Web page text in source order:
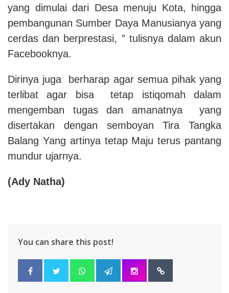
yang dimulai dari Desa menuju Kota, hingga
pembangunan Sumber Daya Manusianya yang
cerdas dan berprestasi, ” tulisnya dalam akun
Facebooknya.
Dirinya juga berharap agar semua pihak yang
terlibat agar bisa tetap istiqomah dalam
mengemban tugas dan amanatnya yang
disertakan dengan semboyan Tira Tangka
Balang Yang artinya tetap Maju terus pantang
mundur ujarnya.
(Ady Natha)
You can share this post!